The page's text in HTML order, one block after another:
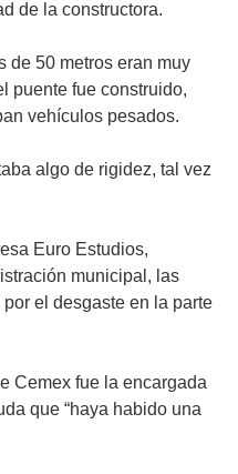
de la constructora.
de 50 metros eran muy
puente fue construido,
vehículos pesados.
algo de rigidez, tal vez
Euro Estudios,
municipal, las
el desgaste en la parte
Cemex fue la encargada
que “haya habido una